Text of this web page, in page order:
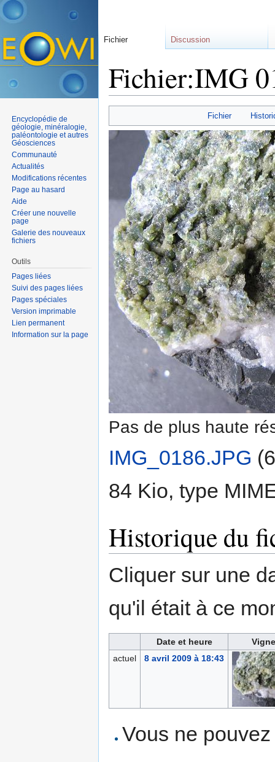
Fichier:IMG
Fichier
Pas de plus haute
IMG_0186.JPG
84 Kio, type
Historique du
Cliquer sur une
qu'il était à ce
Date et heure
actuel
8 avril 2009 à 18:43
Vous ne
Fichier Discussion
Encyclopédie de
géologie, minéralogie,
paléontologie et autres
Géosciences
Communauté
Actualités
Modifications récentes
Page au hasard
Aide
Créer une nouvelle
page
Galerie des nouveaux
fichiers
Outils
Pages liées
Suivi des pages liées
Pages spéciales
Version imprimable
Lien permanent
Information sur la page